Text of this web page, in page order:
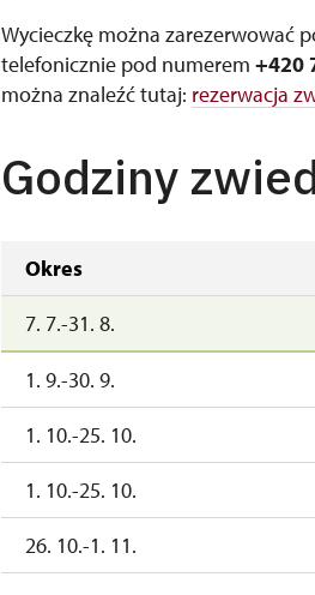
Wycieczkę można zarezerwować
telefonicznie pod numerem +420
można znaleźć tutaj: rezerwacja
Godziny
Okres
7. 7.-31. 8.
1. 9.-30. 9.
1. 10.-25. 10.
1. 10.-25. 10.
26. 10.-1. 11.